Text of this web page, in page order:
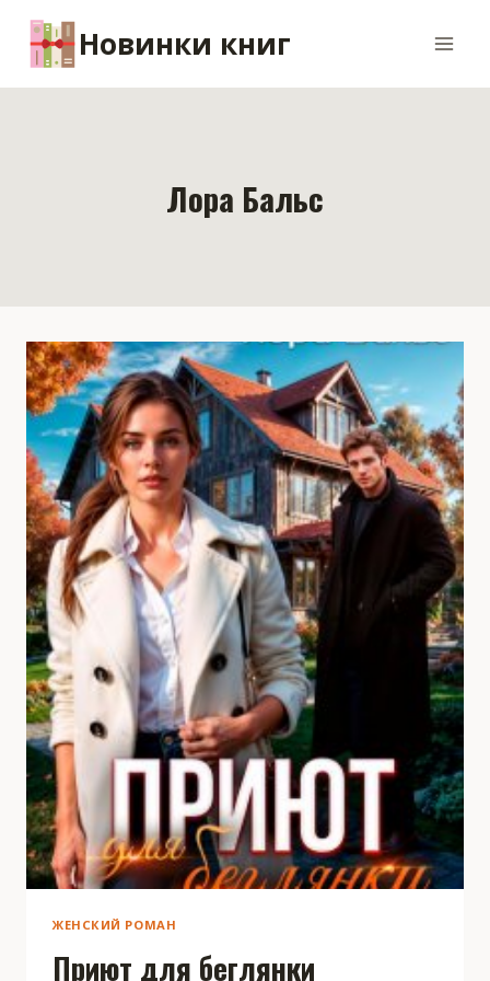
содержимому
Новинки книг
Лора Бальс
ЖЕНСКИЙ РОМАН
Приют для беглянки